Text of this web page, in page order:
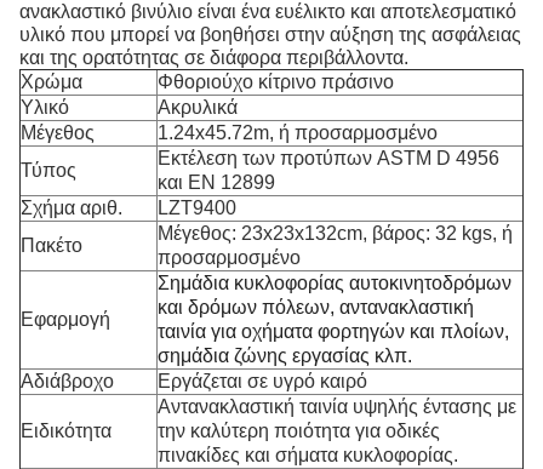
ανακλαστικό βινύλιο είναι ένα ευέλικτο και αποτελεσματικό
υλικό που μπορεί να βοηθήσει στην αύξηση της ασφάλειας
και της ορατότητας σε διάφορα περιβάλλοντα.
Χρώμα
Φθοριούχο κίτρινο πράσινο
Υλικό
Ακρυλικά
Μέγεθος
1.24x45.72m, ή προσαρμοσμένο
Τύπος
Εκτέλεση των προτύπων ASTM D 4956
και EN 12899
Σχήμα αριθ.
LZT9400
Πακέτο
Μέγεθος: 23x23x132cm, βάρος: 32 kgs, ή
προσαρμοσμένο
Εφαρμογή
Σημάδια κυκλοφορίας αυτοκινητοδρόμων
και δρόμων πόλεων, αντανακλαστική
ταινία για οχήματα φορτηγών και πλοίων,
σημάδια ζώνης εργασίας κλπ.
Αδιάβροχο
Εργάζεται σε υγρό καιρό
Ειδικότητα
Αντανακλαστική ταινία υψηλής έντασης με
την καλύτερη ποιότητα για οδικές
πινακίδες και σήματα κυκλοφορίας.